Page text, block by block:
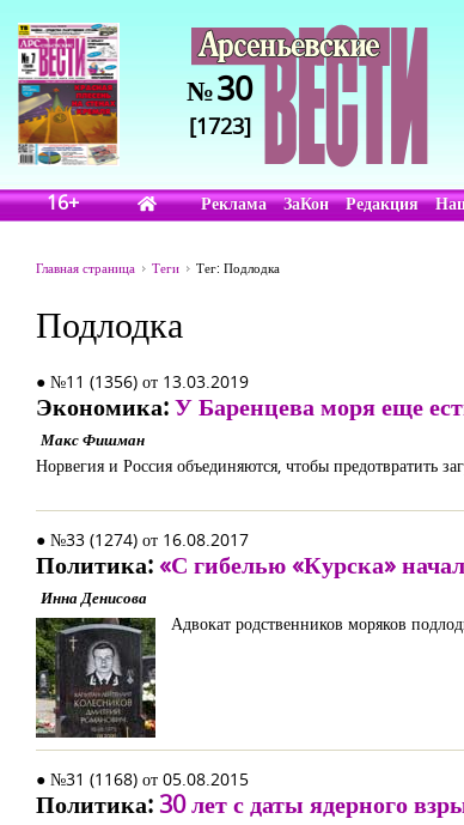
№30
[1723]
16+ Реклама ЗаКон Редакция
Главная страница Теги Тег: Подлодка
Подлодка
● №11 (1356) от 13.03.2019
Экономика:У Баренцева моря еще
Макс Фишман
Норвегия и Россия объединяются, чтобы предотвратить
● №33 (1274) от 16.08.2017
Политика:«С гибелью «Курска»
Инна Денисова
Адвокат родственников моряков
● №31 (1168) от 05.08.2015
Политика: 30 лет с даты ядерного